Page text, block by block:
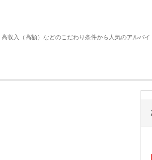
収入（高額）などのこだわり条件から人気のアルバイ